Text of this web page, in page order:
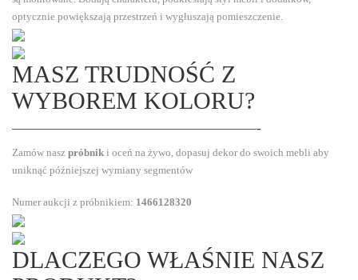
optycznie powiększają przestrzeń i wygłuszają pomieszczenie.
MASZ TRUDNOŚĆ Z
WYBOREM KOLORU?
——————————————————-
Zamów nasz próbnik i oceń na żywo, dopasuj dekor do swoich mebli aby
uniknąć późniejszej wymiany segmentów
Numer aukcji z próbnikiem: 1466128320
DLACZEGO WŁAŚNIE NASZ